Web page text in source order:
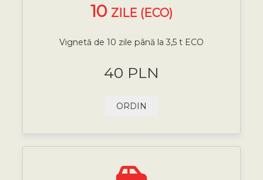
10 ZILE (ECO)
Vignetă de 10 zile până la 3,5 t ECO
40 PLN
ORDIN